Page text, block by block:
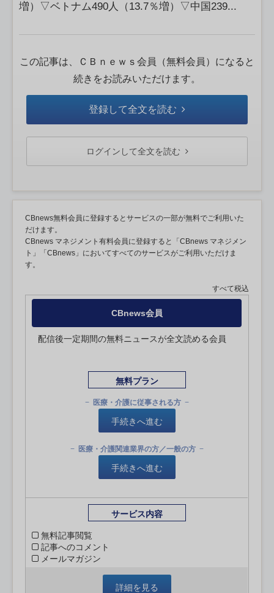
増）▽ベトナム490人（13.7％増）▽中国239...
この記事は、ＣＢｎｅｗｓ会員（無料会員）になると
続きをお読みいただけます。
登録して全文を読む
ログインして全文を読む
CBnews無料会員に登録するとサービスの一部が無料でご利用いた
だけます。
CBnews マネジメント有料会員に登録すると「CBnews マネジメン
ト」「CBnews」においてすべてのサービスがご利用いただけま
す。
すべて税込
CBnews会員
配信後一定期間の無料ニュースが全文読める会員
無料プラン
医療・介護に従事される方
手続きへ進む
医療・介護関連業界の方／一般の方
手続きへ進む
サービス内容
無料記事閲覧
記事へのコメント
メールマガジン
詳細を見る